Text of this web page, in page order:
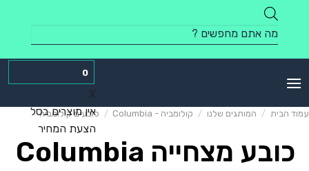
content
Products
search
0
X
אין מוצרים בסל
הצעת המחיר
עמוד הבית / המותגים שלנו / קולומביה - Columbia / כובעים קולומביה
כובע מצחייה Columbia